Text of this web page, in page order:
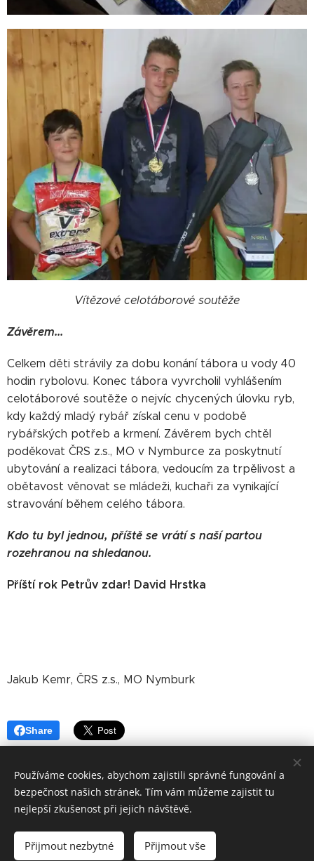
Vítězové celotáborové soutěže
Závěrem...
Celkem děti strávily za dobu konání tábora u vody 40
hodin rybolovu. Konec tábora vyvrcholil vyhlášením
celotáborové soutěže o nejvíc chycených úlovku ryb,
kdy každý mladý rybář získal cenu v podobě
rybářských potřeb a krmení. Závěrem bych chtěl
poděkovat ČRS z.s., MO v Nymburce za poskytnutí
ubytování a realizaci tábora, vedoucím za trpělivost a
obětavost věnovat se mládeži, kuchaři za vynikající
stravování během celého tábora.
Kdo tu byl jednou, příště se vrátí s naší partou
rozehranou na shledanou.
Příští rok Petrův zdar! David Hrstka
Jakub Kemr, ČRS z.s., MO Nymburk
Share
Sportovní 142,288 02 Nymburk, IČO:45829110,
nymburk@mocrs.cz
Cookies
Používáme cookies, abychom zajistili správné fungování a
bezpečnost našich stránek. Tím vám můžeme zajistit tu
nejlepší zkušenost při jejich návštěvě.
Přijmout nezbytné Přijmout vše